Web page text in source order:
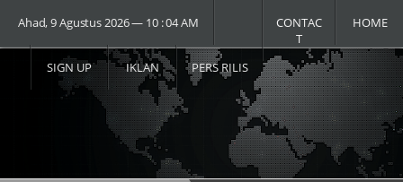
Ahad, 9 Agustus 2026 ― 10 : 04 AM HOME
CONTAC
T
PERS RILIS
IKLAN
SIGN UP